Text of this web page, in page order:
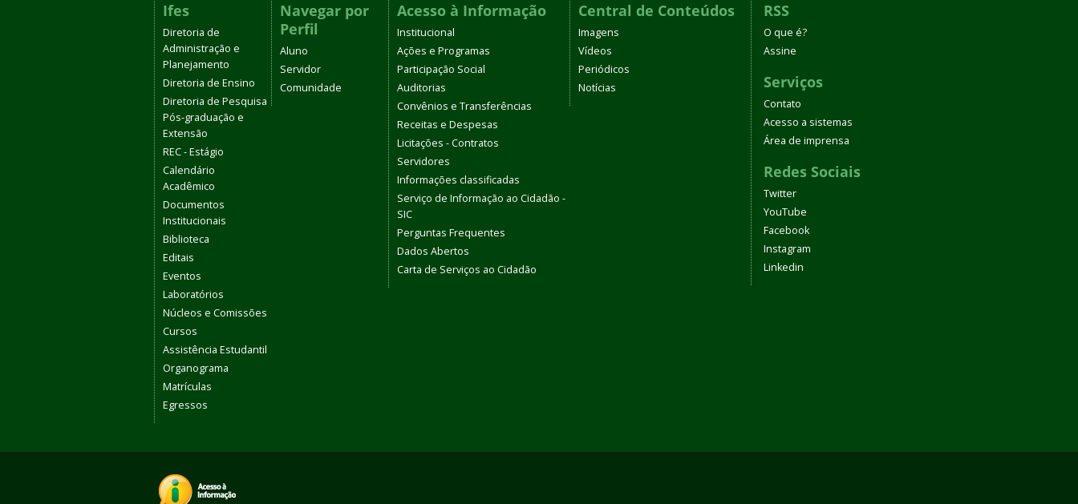
Ifes
Diretoria de
Administração e
Planejamento
Diretoria de Ensino
Diretoria de Pesquisa
Pós-graduação e
Extensão
REC - Estágio
Calendário
Acadêmico
Documentos
Institucionais
Biblioteca
Editais
Eventos
Laboratórios
Núcleos e Comissões
Cursos
Assistência Estudantil
Organograma
Matrículas
Egressos
Navegar por
Perfil
Aluno
Servidor
Comunidade
Acesso à Informação
Institucional
Ações e Programas
Participação Social
Auditorias
Convênios e Transferências
Receitas e Despesas
Licitações - Contratos
Servidores
Informações classificadas
Serviço de Informação ao Cidadão -
SIC
Perguntas Frequentes
Dados Abertos
Carta de Serviços ao Cidadão
Central de Conteúdos
Imagens
Vídeos
Periódicos
Notícias
RSS
O que é?
Assine
Serviços
Contato
Acesso a sistemas
Área de imprensa
Redes Sociais
Twitter
YouTube
Facebook
Instagram
Linkedin